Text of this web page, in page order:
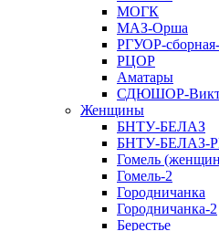
МОГК
МАЗ-Орша
РГУОР-
РЦОР
Аматары
СДЮШОР-
Женщины
БНТУ-БЕЛАЗ
БНТУ-БЕЛАЗ-
Гомель
Гомель-2
Городничанка
Городничанка-2
Берестье